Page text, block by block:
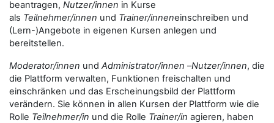
beantragen, Nutzer/innen in Kurse
als Teilnehmer/innen und Trainer/inneneinschreiben und
(Lern-)Angebote in eigenen Kursen anlegen und
bereitstellen.
Moderator/innen und Administrator/innen –Nutzer/innen, die
die Plattform verwalten, Funktionen freischalten und
einschränken und das Erscheinungsbild der Plattform
verändern. Sie können in allen Kursen der Plattform wie die
Rolle Teilnehmer/in und die Rolle Trainer/in agieren, haben